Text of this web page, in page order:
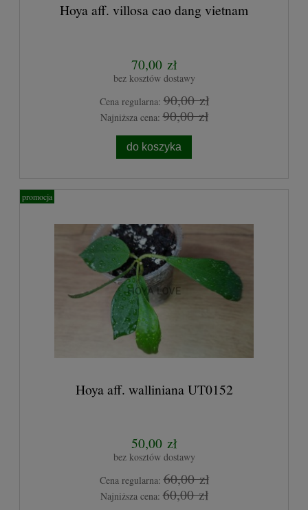
Hoya aff. villosa cao dang vietnam
70,00 zł
bez kosztów dostawy
Cena regularna:90,00 zł
Najniższa cena:90,00 zł
do koszyka
Hoya aff. walliniana UT0152
50,00 zł
bez kosztów dostawy
Cena regularna:60,00 zł
Najniższa cena:60,00 zł
promocja